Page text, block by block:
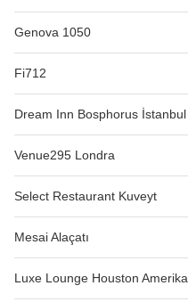
Genova 1050
Fi712
Dream Inn Bosphorus İstanbul
Venue295 Londra
Select Restaurant Kuveyt
Mesai Alaçatı
Luxe Lounge Houston Amerika